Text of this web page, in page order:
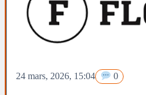
24 mars, 2026, 15:04 0